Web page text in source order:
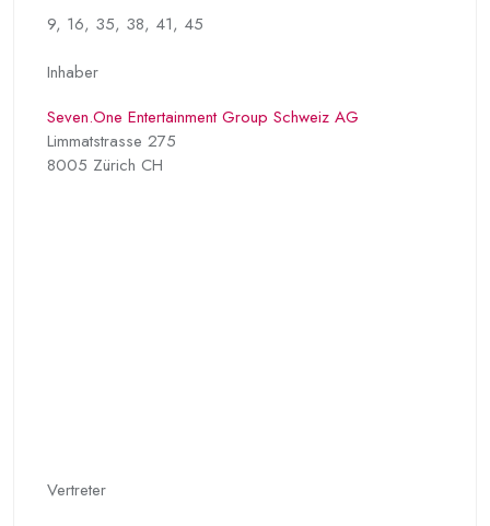
9, 16, 35, 38, 41, 45
Inhaber
Seven.One Entertainment Group Schweiz AG
Limmatstrasse 275
8005 Zürich CH
Vertreter